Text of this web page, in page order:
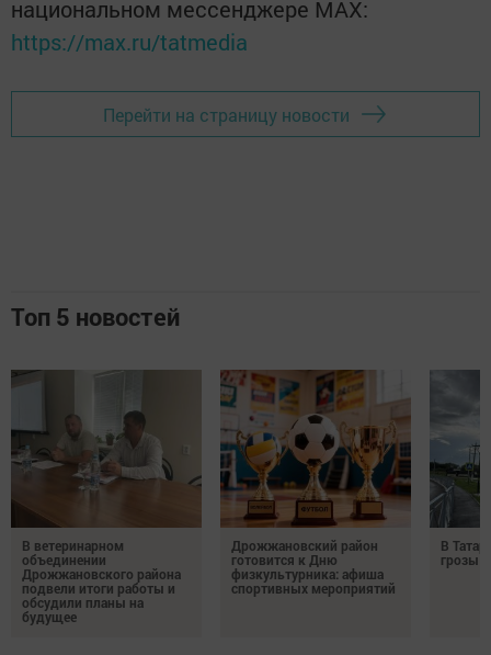
национальном мессенджере MАХ:
https://max.ru/tatmedia
Перейти на страницу новости
Топ 5 новостей
В ветеринарном
объединении
Дрожжановского района
подвели итоги работы и
обсудили планы на
будущее
Дрожжановский район
готовится к Дню
физкультурника: афиша
спортивных мероприятий
В
грозы